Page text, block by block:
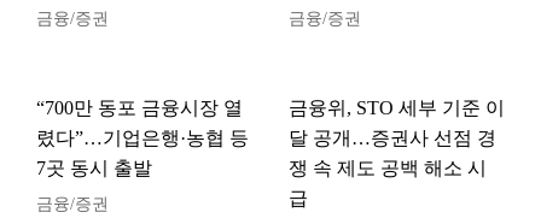
금융/증권 금융/증권
“700만 동포 금융시장 열
렸다”…기업은행·농협 등
7곳 동시 출발
금융/증권
금융위, STO 세부 기준 이
달 공개…증권사 선점 경
쟁 속 제도 공백 해소 시
급